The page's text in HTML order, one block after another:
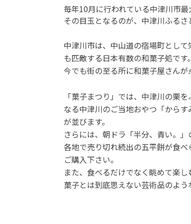
毎年10月に行われている中津川市最
その目玉となるのが、中津川ふる
中津川市は、中山道の宿場町とし
も匹敵する日本有数の和菓子処です。
今でも街の至る所に和菓子屋さんが
「菓子まつり」では、中津川の栗
なる中津川のご当地おやつ「から
が並びます。
さらには、朝ドラ「半分、青い。
各地で売り切れ続出の五平餅が食
ご購入下さい。
また、食べるだけでなく眺めて楽
菓子とは到底思えない芸術品のよ